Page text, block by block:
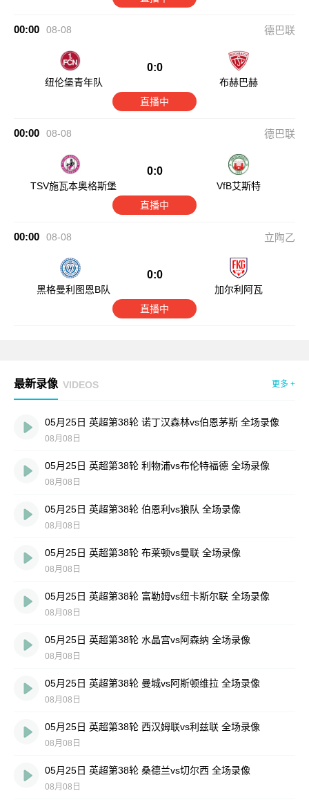
00:00 08-08 德巴联
纽伦堡青年队
0:0
布赫巴赫
直播中
00:00 08-08 德巴联
TSV施瓦本奥格斯堡
0:0
VfB艾斯特
直播中
00:00 08-08 立陶乙
黑格曼利图恩B队
0:0
加尔利阿瓦
直播中
最新录像 VIDEOS 更多 +
05月25日 英超第38轮 诺丁汉森林vs伯恩茅斯 全场录像
08月08日
05月25日 英超第38轮 利物浦vs布伦特福德 全场录像
08月08日
05月25日 英超第38轮 伯恩利vs狼队 全场录像
08月08日
05月25日 英超第38轮 布莱顿vs曼联 全场录像
08月08日
05月25日 英超第38轮 富勒姆vs纽卡斯尔联 全场录像
08月08日
05月25日 英超第38轮 水晶宫vs阿森纳 全场录像
08月08日
05月25日 英超第38轮 曼城vs阿斯顿维拉 全场录像
08月08日
05月25日 英超第38轮 西汉姆联vs利兹联 全场录像
08月08日
05月25日 英超第38轮 桑德兰vs切尔西 全场录像
08月08日